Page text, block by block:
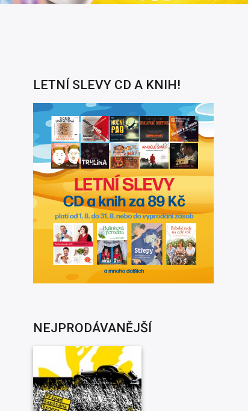
LETNÍ SLEVY CD A KNIH!
NEJPRODÁVANĚJŠÍ